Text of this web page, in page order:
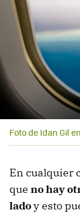
Foto de Idan Gil
En cualquier
que no hay
ladoy esto